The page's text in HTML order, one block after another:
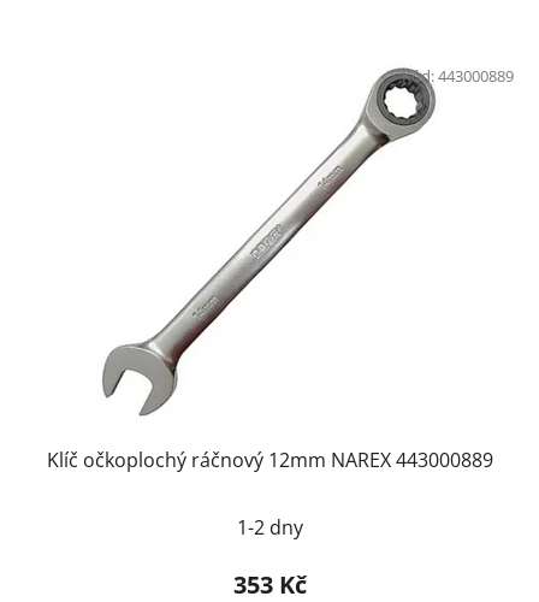
Klíč očkoplochý ráčnový 12mm NAREX 443000889
1-2 dny
353 Kč
Kód:443000889